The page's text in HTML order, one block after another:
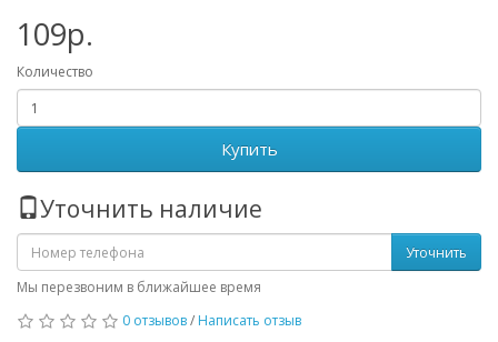
109р.
Количество
Купить
Уточнить наличие
Уточнить
Мы перезвоним в ближайшее время
0 отзывов/ Написать отзыв